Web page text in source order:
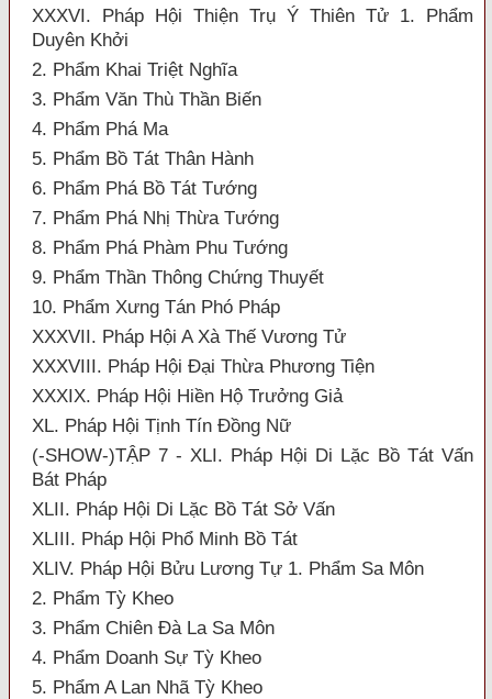
XXXVI. Pháp Hội Thiện Trụ Ý Thiên Tử 1. Phẩm
Duyên Khởi
2. Phẩm Khai Triệt Nghĩa
3. Phẩm Văn Thù Thần Biến
4. Phẩm Phá Ma
5. Phẩm Bồ Tát Thân Hành
6. Phẩm Phá Bồ Tát Tướng
7. Phẩm Phá Nhị Thừa Tướng
8. Phẩm Phá Phàm Phu Tướng
9. Phẩm Thần Thông Chứng Thuyết
10. Phẩm Xưng Tán Phó Pháp
XXXVII. Pháp Hội A Xà Thế Vương Tử
XXXVIII. Pháp Hội Đại Thừa Phương Tiện
XXXIX. Pháp Hội Hiền Hộ Trưởng Giả
XL. Pháp Hội Tịnh Tín Đồng Nữ
(-SHOW-)TẬP 7 - XLI. Pháp Hội Di Lặc Bồ Tát Vấn
Bát Pháp
XLII. Pháp Hội Di Lặc Bồ Tát Sở Vấn
XLIII. Pháp Hội Phổ Minh Bồ Tát
XLIV. Pháp Hội Bửu Lương Tự 1. Phẩm Sa Môn
2. Phẩm Tỳ Kheo
3. Phẩm Chiên Đà La Sa Môn
4. Phẩm Doanh Sự Tỳ Kheo
5. Phẩm A Lan Nhã Tỳ Kheo